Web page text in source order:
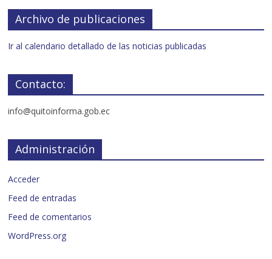
Archivo de publicaciones
Ir al calendario detallado de las noticias publicadas
Contacto:
info@quitoinforma.gob.ec
Administración
Acceder
Feed de entradas
Feed de comentarios
WordPress.org